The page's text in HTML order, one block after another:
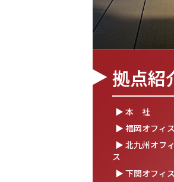
2026.01.05
2025.12.26
一
～年
2025.12.12
年末
定
2025.11.06
「心
「
拠点紹
▶ 本 社
▶ 福岡オフィス
▶ 北九州オフィ
ス
▶ 下関オフィス